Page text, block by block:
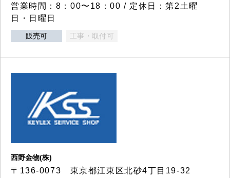
営業時間：8：00〜18：00 / 定休日：第2土曜
日・日曜日
販売可 工事・取付可
西野金物(株)
〒136-0073 東京都江東区北砂4丁目19-32